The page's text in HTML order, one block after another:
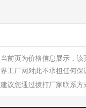
当前页为价格信息展示，
界工厂网对此不承担任何保
建议您通过拨打厂家联系